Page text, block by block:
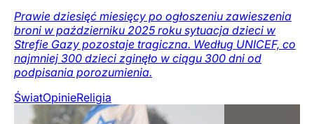
Prawie dziesięć miesięcy po ogłoszeniu zawieszenia
broni w październiku 2025 roku sytuacja dzieci w
Strefie Gazy pozostaje tragiczna. Według UNICEF, co
najmniej 300 dzieci zginęło w ciągu 300 dni od
podpisania porozumienia.
ŚwiatOpinieReligia